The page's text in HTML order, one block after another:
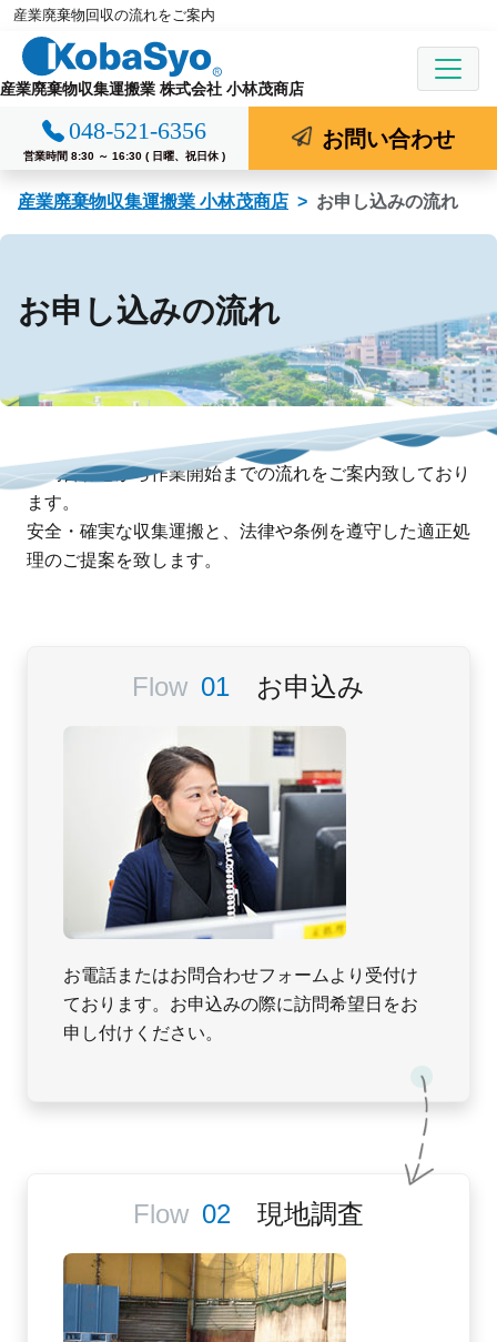
コ産業廃棄物回収の流れをご案内
産業廃棄物収集運搬業 株式会社 小林茂商店
048-521-6356
営業時間 8:30 ～ 16:30 ( 日曜、祝日休 )
お問い合わせ
産業廃棄物収集運搬業 小林茂商店 お申し込みの流れ
お申し込みの流れ
お問合わせから作業開始までの流れをご案内致しており
ます。
安全・確実な収集運搬と、法律や条例を遵守した適正処
理のご提案を致します。
お申込み
お電話またはお問合わせフォームより受付け
ております。お申込みの際に訪問希望日をお
申し付けください。
現地調査